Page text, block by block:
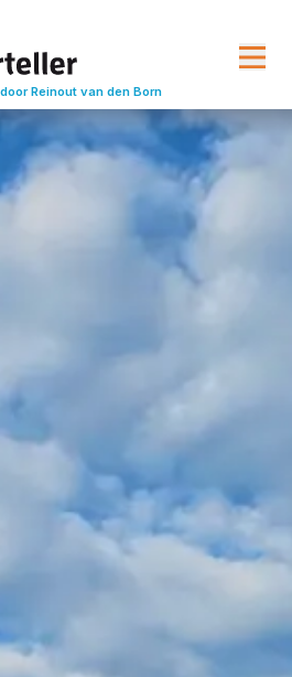
door Reinout van den Born